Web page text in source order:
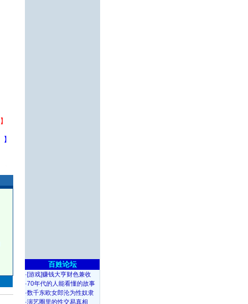
百姓论坛
· [游戏]赚钱大亨财色兼收
·70年代的人能看懂的故事
·数千东欧女郎沦为性奴隶
·演艺圈里的性交易真相